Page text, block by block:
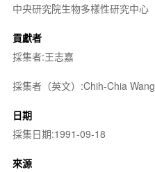
中央研究院生物多樣性研究中心
貢獻者
採集者:王志嘉
採集者（英文）:Chih-Chia Wang
日期
採集日期:1991-09-18
來源